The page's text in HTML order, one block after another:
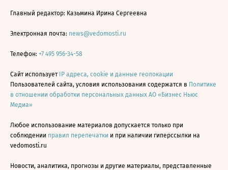
Главный редактор: Казьмина Ирина Сергеевна
Электронная почта: news@vedomosti.ru
Телефон: +7 495 956-34-58
Сайт использует IP адреса, cookie и данные геолокации
Пользователей сайта, условия использования содержатся в Политике
в отношении обработки персональных данных АО «Бизнес Ньюс
Медиа»
Любое использование материалов допускается только при
соблюдении правил перепечатки и при наличии гиперссылки на
vedomosti.ru
Новости, аналитика, прогнозы и другие материалы, представленные